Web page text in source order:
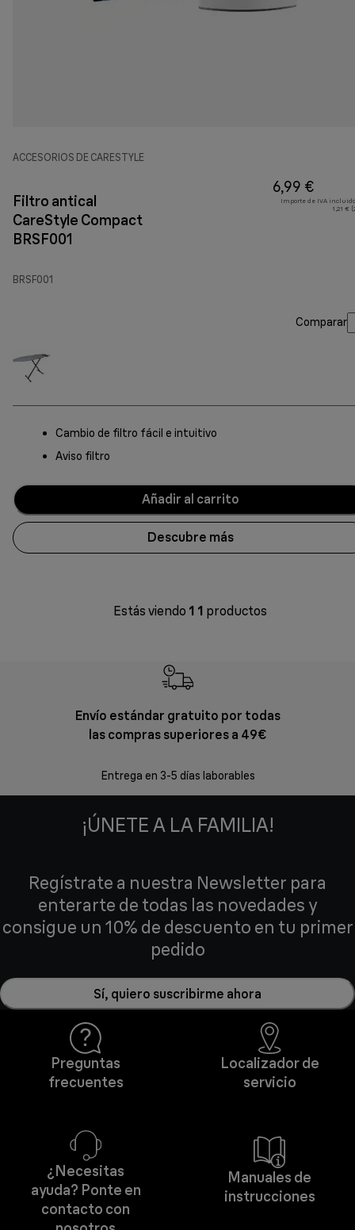
ACCESORIOS DE CARESTYLE
Filtro antical
CareStyle Compact
BRSF001
BRSF001
6,99 €
Importe de IVA
1,21 €
Comparar
Cambio de filtro fácil e intuitivo
Aviso filtro
Añadir al carrito
Descubre más
Estás viendo 1 1 productos
Envío estándar gratuito por todas
las compras superiores a 49€
Entrega en 3-5 días laborables
¡ÚNETE A LA FAMILIA!
Regístrate a nuestra Newsletter para
enterarte de todas las novedades y
consigue un 10% de descuento en tu primer
pedido
Sí, quiero suscribirme ahora
Preguntas
frecuentes
Localizador de
servicio
¿Necesitas
ayuda? Ponte en
contacto con
Manuales de
instrucciones